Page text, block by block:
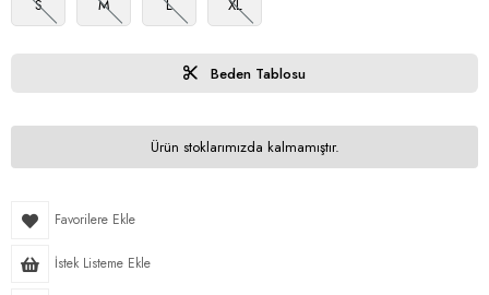
S M L XL
Beden Tablosu
Ürün stoklarımızda kalmamıştır.
Favorilere Ekle
İstek Listeme Ekle